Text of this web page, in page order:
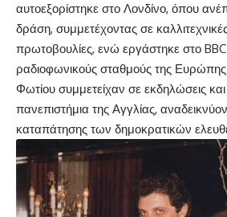
αυτοεξορίστηκε στο Λονδίνο, όπου
δράση, συμμετέχοντας σε καλλιτεχνικές
πρωτοβουλίες, ενώ εργάστηκε στο
ραδιοφωνικούς σταθμούς της
Φωτίου συμμετείχαν σε εκδηλώσεις
πανεπιστήμια της Αγγλίας,
καταπάτησης των δημοκρατικών